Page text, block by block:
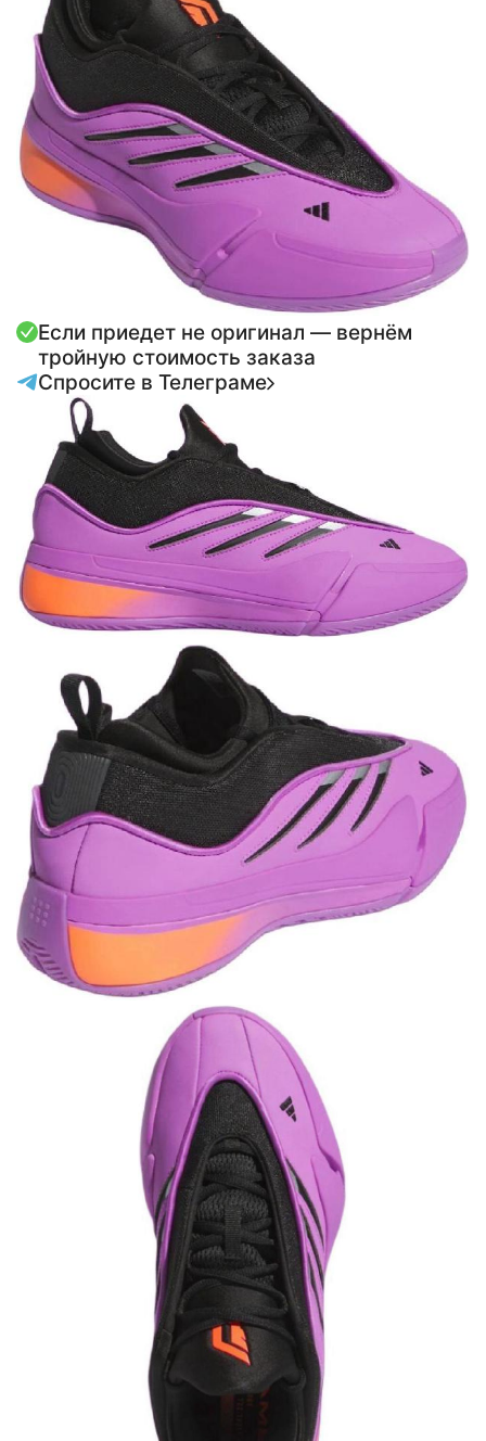
Если приедет не оригинал — вернём
тройную стоимость заказа
Спросите в Телеграме